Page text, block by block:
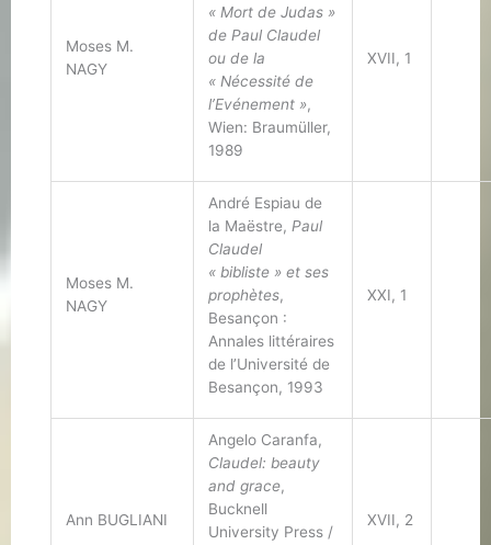
Moses M.
NAGY
« Mort de Judas »
de Paul Claudel
ou de la
« Nécessité de
l’Evénement »,
Wien: Braumüller,
1989
XVII, 1
Moses M.
NAGY
André Espiau de
la Maëstre, Paul
Claudel
« bibliste » et ses
prophètes,
Besançon :
Annales littéraires
de l’Université de
Besançon, 1993
XXI, 1
Ann BUGLIANI
Angelo Caranfa,
Claudel: beauty
and grace,
Bucknell
University Press /
XVII, 2